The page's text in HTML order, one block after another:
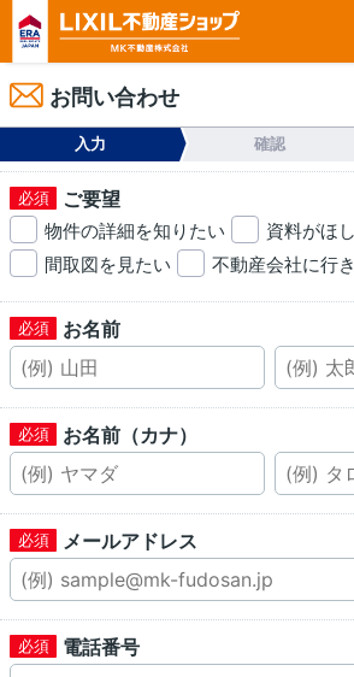
お問い合わせ
入力 確認
ご要望
物件の詳細を知りたい 資料がほ
間取図を見たい
不動産会社に行
お名前
お名前（カナ）
メールアドレス
電話番号